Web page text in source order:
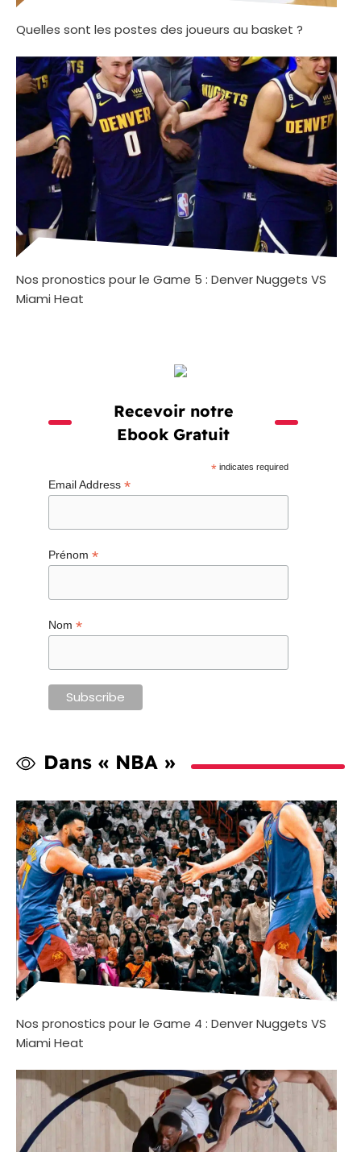
Quelles sont les postes des joueurs au basket ?
Nos pronostics pour le Game 5 : Denver Nuggets VS
Miami Heat
Dans « NBA »
Nos pronostics pour le Game 4 : Denver Nuggets VS
Miami Heat
Recevoir notre
Ebook Gratuit
*indicates required
Email Address *
Prénom *
Nom *